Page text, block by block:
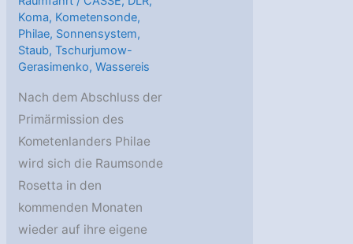
Koma, Kometensonde,
Philae, Sonnensystem,
Staub,Tschurjumow-
Gerasimenko,Wassereis
Nach dem Abschluss der
Primärmission des
Kometenlanders Philae
wird sich die Raumsonde
Rosetta in den
kommenden Monaten
wieder auf ihre eigene